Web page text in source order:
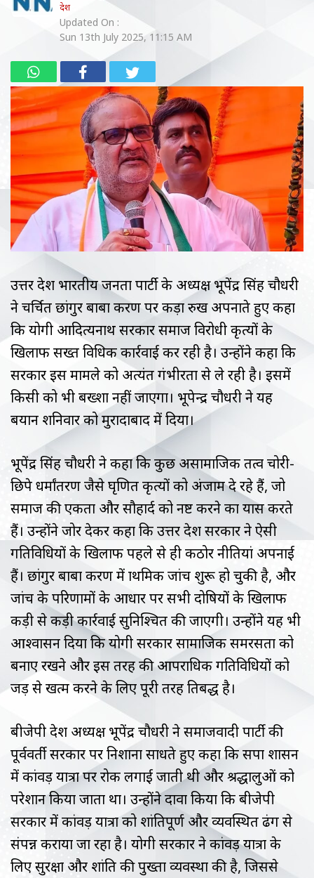
देश
Updated On :
Sun 13th July 2025, 11:15 AM
उत्तर प्रदेश भारतीय जनता पार्टी के अध्यक्ष भूपेंद्र सिंह चौधरी
ने चर्चित छांगुर बाबा प्रकरण पर कड़ा रुख अपनाते हुए कहा
कि योगी आदित्यनाथ सरकार समाज विरोधी कृत्यों के
खिलाफ सख्त विधिक कार्रवाई कर रही है। उन्होंने कहा कि
सरकार इस मामले को अत्यंत गंभीरता से ले रही है। इसमें
किसी को भी बख्शा नहीं जाएगा। भूपेन्द्र चौधरी ने यह
बयान शनिवार को मुरादाबाद में दिया।
भूपेंद्र सिंह चौधरी ने कहा कि कुछ असामाजिक तत्व चोरी-
छिपे धर्मांतरण जैसे घृणित कृत्यों को अंजाम दे रहे हैं, जो
समाज की एकता और सौहार्द को नष्ट करने का प्रयास करते
हैं। उन्होंने जोर देकर कहा कि उत्तर प्रदेश सरकार ने ऐसी
गतिविधियों के खिलाफ पहले से ही कठोर नीतियां अपनाई
हैं। छांगुर बाबा प्रकरण में प्राथमिक जांच शुरू हो चुकी है, और
जांच के परिणामों के आधार पर सभी दोषियों के खिलाफ
कड़ी से कड़ी कार्रवाई सुनिश्चित की जाएगी। उन्होंने यह भी
आश्वासन दिया कि योगी सरकार सामाजिक समरसता को
बनाए रखने और इस तरह की आपराधिक गतिविधियों को
जड़ से खत्म करने के लिए पूरी तरह प्रतिबद्ध है।
बीजेपी प्रदेश अध्यक्ष भूपेंद्र चौधरी ने समाजवादी पार्टी की
पूर्ववर्ती सरकार पर निशाना साधते हुए कहा कि सपा शासन
में कांवड़ यात्रा पर रोक लगाई जाती थी और श्रद्धालुओं को
परेशान किया जाता था। उन्होंने दावा किया कि बीजेपी
सरकार में कांवड़ यात्रा को शांतिपूर्ण और व्यवस्थित ढंग से
संपन्न कराया जा रहा है। योगी सरकार ने कांवड़ यात्रा के
लिए सुरक्षा और शांति की पुख्ता व्यवस्था की है, जिससे